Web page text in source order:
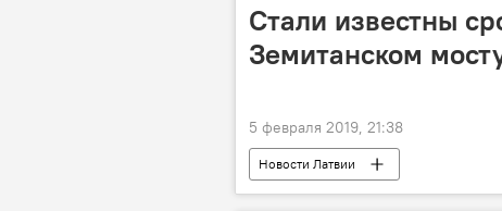
Стали известны
Земитанском
5 февраля 2019, 21:38
Новости Латвии